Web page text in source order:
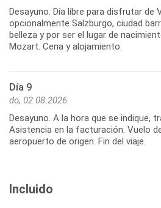
Desayuno. Día libre para disfrutar de
opcionalmente Salzburgo, ciudad
belleza y por ser el lugar de
Mozart. Cena y alojamiento.
Día 9
do, 02.08.2026
Desayuno. A la hora que se indique,
Asistencia en la facturación. Vuelo
aeropuerto de origen. Fin del viaje.
Incluido